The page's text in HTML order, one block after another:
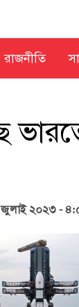
রাজনীতি
২০২৩ -